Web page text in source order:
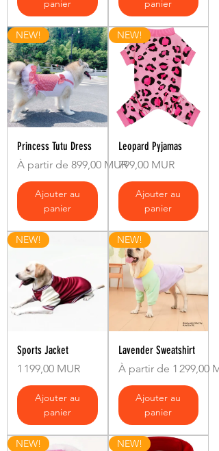
panier
panier
NEW!
Princess Tutu Dress
À partir de 899,00 MUR
Prix promotionnel
Ajouter au
panier
NEW!
Leopard Pyjamas
Prix
799,00 MUR
Ajouter au
panier
NEW!
Sports Jacket
Prix
1 199,00 MUR
Ajouter au
panier
NEW!
Lavender Sweatshirt
À partir de 1 299,00
Prix promotionnel
Ajouter au
panier
NEW! NEW!